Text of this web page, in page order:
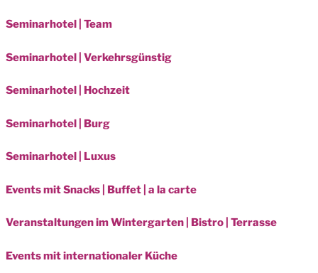
Seminarhotel | Team
Seminarhotel | Verkehrsgünstig
Seminarhotel | Hochzeit
Seminarhotel | Burg
Seminarhotel | Luxus
Events mit Snacks | Buffet | a la carte
Veranstaltungen im Wintergarten | Bistro | Terrasse
Events mit internationaler Küche